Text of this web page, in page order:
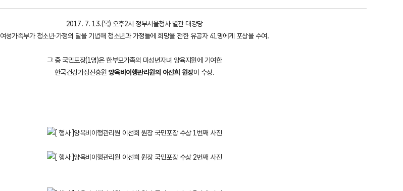
2017. 7. 13.(목) 오후2시 정부서울청사 별관 대강당
여성가족부가 청소년·가정의 달을 기념해 청소년과 가정들에 희망을 전한 유공자 41명에게 포상을 수여.
그 중 국민포장(1명)은 한부모가족의 미성년자녀 양육지원에 기여한
한국건강가정진흥원 양육비이행관리원의 이선희 원장이 수상.